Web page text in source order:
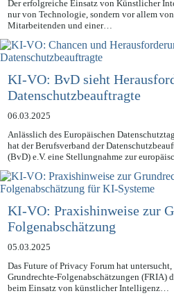
Der erfolgreiche Einsatz von Künstlicher
nur von Technologie, sondern vor allem
Mitarbeitenden und einer…
KI-VO: BvD sieht
Datenschutzbeauftragte
06.03.2025
Anlässlich des Europäischen
hat der Berufsverband der
(BvD) e.V. eine Stellungnahme zur
KI-VO: Praxishinweise zur
Folgenabschätzung
05.03.2025
Das Future of Privacy Forum hat
Grundrechte-Folgenabschätzungen (FRIA)